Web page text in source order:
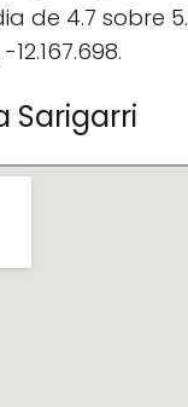
de 4.7 sobre 5.
12.167.698.
Sarigarri